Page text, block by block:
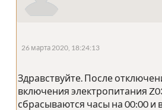
26 марта 2020, 18:24:13
Здравствуйте. После
включения электропитания
сбрасываются часы на 00:00 и